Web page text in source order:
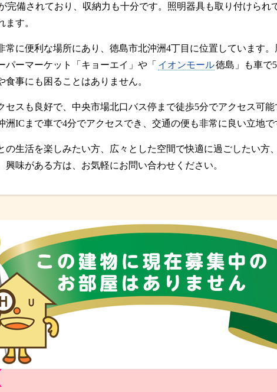
完備されており、収納力も十分です。照明器具も取り付けられ
ます。
常に便利な場所にあり、徳島市北沖洲4丁目に位置しています
パーマーケット「キョーエイ」や「 イオンモール徳島」も車で
食事にも困ることはありません。
セスも良好で、中央市場北口バス停まで徒歩5分でアクセス可
洲ICまで車で4分でアクセスでき、交通の便も非常に良い立地で
の生活を楽しみたい方、広々とした空間で快適に過ごしたい方
興味がある方は、お気軽にお問い合わせください。